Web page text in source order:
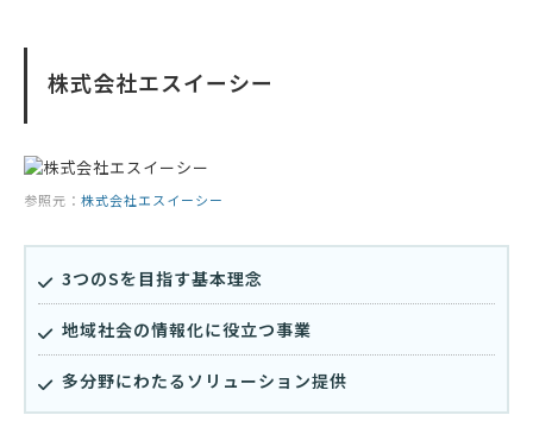
株式会社エスイーシー
参照元： 株式会社エスイーシー
3つのSを目指す基本理念
地域社会の情報化に役立つ事業
多分野にわたるソリューション提供